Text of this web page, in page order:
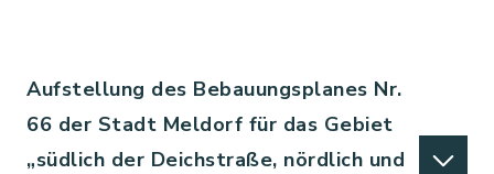
Aufstellung des Bebauungsplanes Nr.
66 der Stadt Meldorf für das Gebiet
„südlich der Deichstraße, nördlich und